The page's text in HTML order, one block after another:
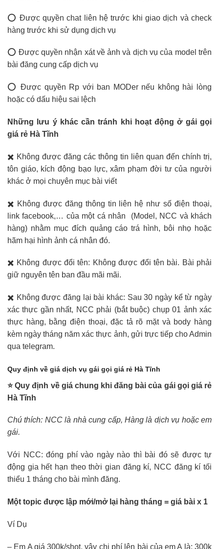
⭕ Được quyền chat liên hệ trước khi giao dịch và check
hàng trước khi sử dụng dịch vụ
⭕ Được quyền nhận xát về ảnh và dịch vụ của model trên
bài đăng cung cấp dịch vụ
⭕ Được quyền Rp với ban MODer nếu không hài lòng
hoặc có dấu hiệu sai lệch
Những lưu ý khác cần tránh khi hoạt động ở gái gọi
giá rẻ Hà Tĩnh
✖️ Không được đăng các thông tin liên quan đến chính trị,
tôn giáo, kích động bạo lực, xâm phạm đời tư của người
khác ở mọi chuyên mục bài viết
✖️ Không được đăng thông tin liên hệ như số điện thoại,
link facebook,… của một cá nhân (Model, NCC và khách
hàng) nhằm mục đích quảng cáo trá hình, bôi nhọ hoặc
hãm hại hình ảnh cá nhân đó.
✖️ Không được đổi tên: Không được đổi tên bài. Bài phải
giữ nguyên tên ban đầu mãi mãi.
✖️ Không được đăng lại bài khác: Sau 30 ngày kể từ ngày
xác thực gần nhất, NCC phải (bắt buộc) chụp 01 ảnh xác
thực hàng, bằng điện thoại, đặc tả rõ mặt và body hàng
kèm ngày tháng năm xác thực ảnh, gửi trực tiếp cho Admin
qua telegram.
Quy định về giá dịch vụ gái gọi giá rẻ Hà Tĩnh
⭐ Quy định về giá chung khi đăng bài của gái gọi giá rẻ
Hà Tĩnh
Chú thích: NCC là nhà cung cấp, Hàng là dịch vụ hoặc em
gái.
Với NCC: đóng phí vào ngày nào thì bài đó sẽ được tự
động gia hết hạn theo thời gian đăng kí, NCC đăng kí tối
thiểu 1 tháng cho bài mình đăng.
Một topic được lập mới/mở lại hàng tháng = giá bài x 1
Ví Dụ
– Em A giá 300k/shot, vậy chi phí lên bài của em A là: 300k